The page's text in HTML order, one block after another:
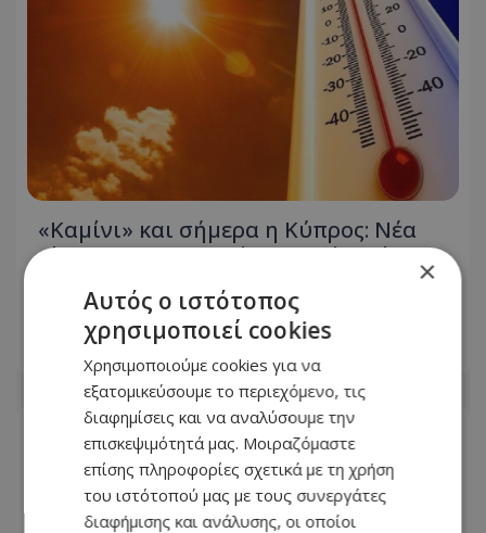
«Καμίνι» και σήμερα η Κύπρος: Νέα
κίτρινη προειδοποίηση – Πότε τίθεται
Δείτε αναλυτικά το «μενού»
×
Αυτός ο ιστότοπος
χρησιμοποιεί cookies
Χρησιμοποιούμε cookies για να
εξατομικεύσουμε το περιεχόμενο, τις
διαφημίσεις και να αναλύσουμε την
επισκεψιμότητά μας. Μοιραζόμαστε
επίσης πληροφορίες σχετικά με τη χρήση
του ιστότοπού μας με τους συνεργάτες
διαφήμισης και ανάλυσης, οι οποίοι